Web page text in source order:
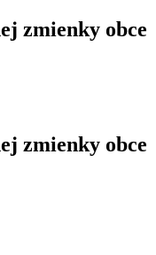
zmienky obce
zmienky obce